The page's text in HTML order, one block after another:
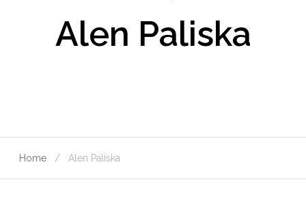
Alen Paliska
Home Alen Paliska